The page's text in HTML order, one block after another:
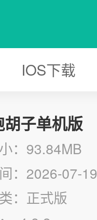
IOS下载
胡子单机版
：93.84MB
：2026-07-19
：正式版